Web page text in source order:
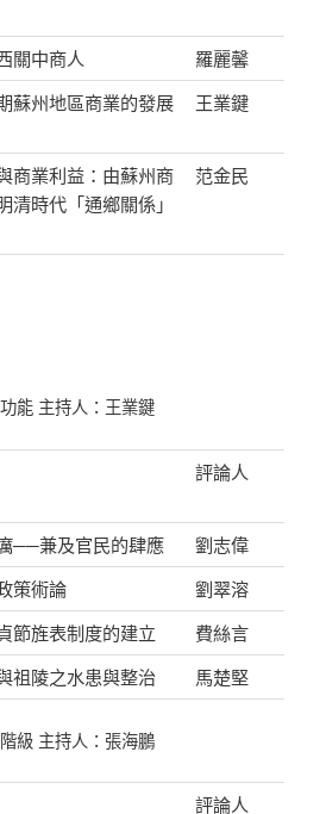
關中商人
羅麗馨
蘇州地區商業的發展
王業鍵
商業利益：由蘇州商
清時代「通鄉關係」
范金民
能 主持人：王業鍵
評論人
──兼及官民的肆應
劉志偉
策術論
劉翠溶
節旌表制度的建立
費絲言
祖陵之水患與整治 馬楚堅
級 主持人：張海鵬
評論人